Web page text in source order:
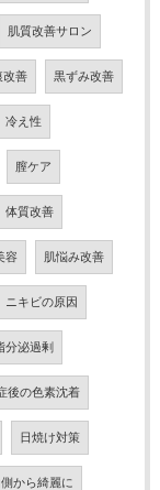
肌質改善サロン
改善 黒ずみ改善
冷え性
膣ケア
体質改善
容 肌悩み改善
ニキビの原因
分泌過剰
後の色素沈着
日焼け対策
側から綺麗に